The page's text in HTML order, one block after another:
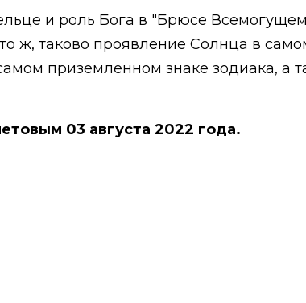
и роль Бога в "Брюсе
ж, таково проявление Солнца в
приземленном знаке зодиака, а
03 августа 2022 года.